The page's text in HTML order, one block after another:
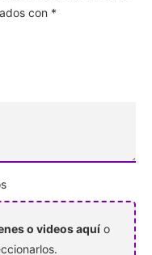
con *
o videos aquí o